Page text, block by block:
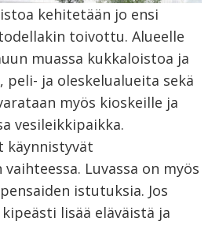
kehitetään jo ensi
toivottu. Alueelle
muassa kukkaloistoa ja
peli- ja oleskelualueita sekä
myös kioskeille ja
vesileikkipaikka.
käynnistyvät
Luvassa on myös
istutuksia. Jos
lisää eläväistä ja